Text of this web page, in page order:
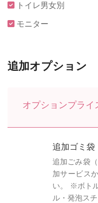
トイレ男女別
モニター
追加オプション
オプションプライ
追加ゴミ袋
追加ごみ袋
加サービス
い。 ※ボト
ル・発泡ス